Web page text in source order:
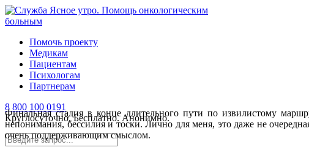
Помочь проекту
Медикам
Пациентам
Психологам
Партнерам
8 800 100 0191
Круглосуточно. Бесплатно. Анонимно.
Финальная стадия в конце длительного пути по извилистому
непонимания, бессилия и тоски. Лично для меня, это даже не
очень поддерживающим смыслом.